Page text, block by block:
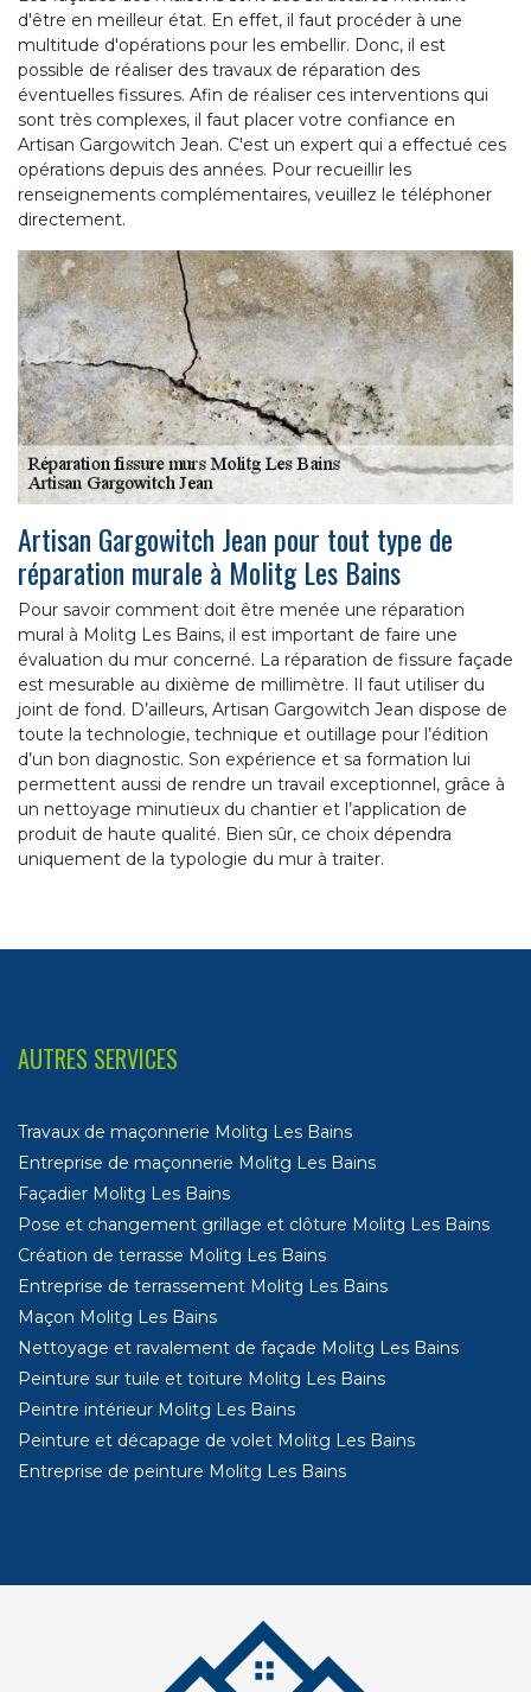
d'être en meilleur état. En effet, il faut procéder à une
multitude d'opérations pour les embellir. Donc, il est
possible de réaliser des travaux de réparation des
éventuelles fissures. Afin de réaliser ces interventions qui
sont très complexes, il faut placer votre confiance en
Artisan Gargowitch Jean. C'est un expert qui a effectué ces
opérations depuis des années. Pour recueillir les
renseignements complémentaires, veuillez le téléphoner
directement.
Artisan Gargowitch Jean pour tout type de
réparation murale à Molitg Les Bains
Pour savoir comment doit être menée une réparation
mural à Molitg Les Bains, il est important de faire une
évaluation du mur concerné. La réparation de fissure façade
est mesurable au dixième de millimètre. Il faut utiliser du
joint de fond. D’ailleurs, Artisan Gargowitch Jean dispose de
toute la technologie, technique et outillage pour l’édition
d’un bon diagnostic. Son expérience et sa formation lui
permettent aussi de rendre un travail exceptionnel, grâce à
un nettoyage minutieux du chantier et l’application de
produit de haute qualité. Bien sûr, ce choix dépendra
uniquement de la typologie du mur à traiter.
AUTRES SERVICES
Travaux de maçonnerie Molitg Les Bains
Entreprise de maçonnerie Molitg Les Bains
Façadier Molitg Les Bains
Pose et changement grillage et clôture Molitg Les Bains
Création de terrasse Molitg Les Bains
Entreprise de terrassement Molitg Les Bains
Maçon Molitg Les Bains
Nettoyage et ravalement de façade Molitg Les Bains
Peinture sur tuile et toiture Molitg Les Bains
Peintre intérieur Molitg Les Bains
Peinture et décapage de volet Molitg Les Bains
Entreprise de peinture Molitg Les Bains